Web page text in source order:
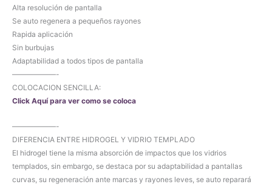
Alta resolución de pantalla
Se auto regenera a pequeños rayones
Rapida aplicación
Sin burbujas
Adaptabilidad a todos tipos de pantalla
——————-
COLOCACION SENCILLA:
Click Aquí para ver como se coloca
——————-
DIFERENCIA ENTRE HIDROGEL Y VIDRIO TEMPLADO
El hidrogel tiene la misma absorción de impactos que los vidrios
templados, sin embargo, se destaca por su adaptabilidad a pantallas
curvas, su regeneración ante marcas y rayones leves, se auto reparará